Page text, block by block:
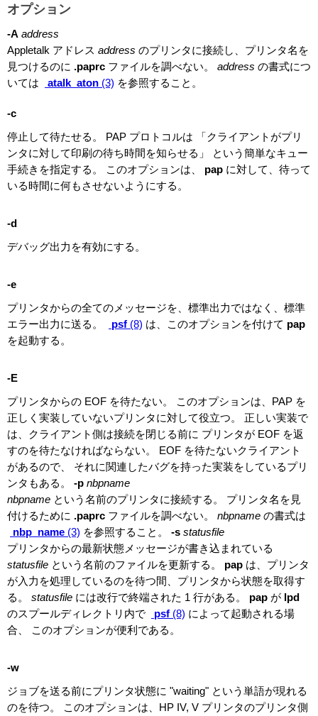
オプション
-A address
Appletalk アドレス address のプリンタに接続し、プリンタ名を
見つけるのに .paprc ファイルを調べない。 address の書式につ
いては
atalk_aton (3) を参照すること。
-c
停止して待たせる。 PAP プロトコルは 「クライアントがプリ
ンタに対して印刷の待ち時間を知らせる」 という簡単なキュー
手続きを指定する。 このオプションは、 pap に対して、待って
いる時間に何もさせないようにする。
-d
デバッグ出力を有効にする。
-e
プリンタからの全てのメッセージを、標準出力ではなく、標準
エラー出力に送る。
psf (8) は、このオプションを付けて pap
を起動する。
-E
プリンタからの EOF を待たない。 このオプションは、PAP を
正しく実装していないプリンタに対して役立つ。 正しい実装で
は、クライアント側は接続を閉じる前に プリンタが EOF を返
すのを待たなければならない。 EOF を待たないクライアント
があるので、 それに関連したバグを持った実装をしているプリ
ンタもある。 -p nbpname
nbpname という名前のプリンタに接続する。 プリンタ名を見
付けるために .paprc ファイルを調べない。 nbpname の書式は
nbp_name (3) を参照すること。 -s statusfile
プリンタからの最新状態メッセージが書き込まれている
statusfile という名前のファイルを更新する。 pap は、プリンタ
が入力を処理しているのを待つ間、プリンタから状態を取得す
る。 statusfile には改行で終端された 1 行がある。 pap が lpd
のスプールディレクトリ内で
psf (8) によって起動される場
合、 このオプションが便利である。
-w
ジョブを送る前にプリンタ状態に "waiting" という単語が現れる
のを待つ。 このオプションは、HP IV, V プリンタのプリンタ側